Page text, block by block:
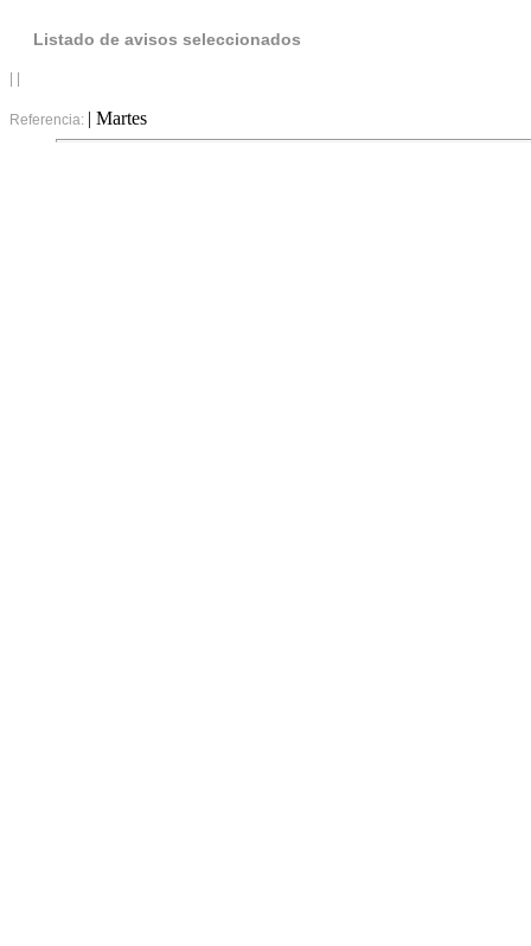
Listado de avisos seleccionados
Referencia: | Martes